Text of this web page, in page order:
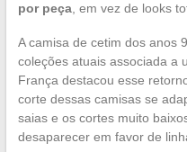
por peça, em vez de looks
A camisa de cetim dos anos
coleções atuais associada a
França destacou esse
corte dessas camisas se
saias e os cortes muito
desaparecer em favor de